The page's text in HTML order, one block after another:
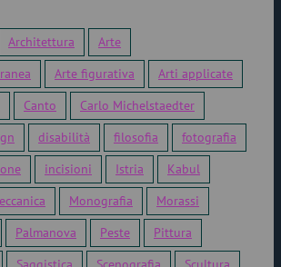
Architettura
Arte
Arte figurativa
Arti applicate
Canto
Carlo Michelstaedter
disabilità filosofia
fotografia
incisioni Istria
Kabul
Monografia
Morassi
Palmanova Peste
Pittura